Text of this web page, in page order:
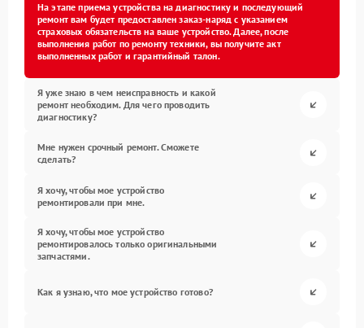
На этапе приема устройства на диагностику и последующий
ремонт вам будет предоставлен заказ-наряд с указанием
страховых обязательств на ваше устройство. Далее, после
выполнения работ по ремонту техники, вы получите акт
выполненных работ и гарантийный талон.
Я уже знаю в чем неисправность и какой
ремонт необходим. Для чего проводить
диагностику?
Мне нужен срочный ремонт. Сможете
сделать?
Я хочу, чтобы мое устройство
ремонтировали при мне.
Я хочу, чтобы мое устройство
ремонтировалось только оригинальными
запчастями.
Как я узнаю, что мое устройство готово?